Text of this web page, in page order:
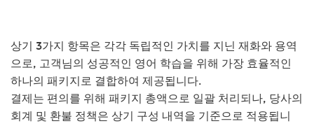
상기 3가지 항목은 각각 독립적인 가치를 지닌 재화와 용역
으로, 고객님의 성공적인 영어 학습을 위해 가장 효율적인
하나의 패키지로 결합하여 제공됩니다.
결제는 편의를 위해 패키지 총액으로 일괄 처리되나, 당사의
회계 및 환불 정책은 상기 구성 내역을 기준으로 적용됩니